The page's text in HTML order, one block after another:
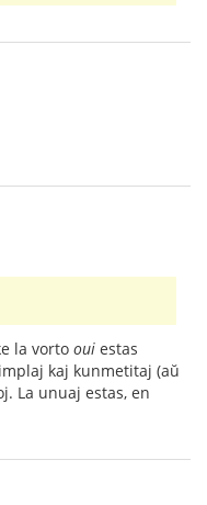
la vorto oui estas
kaj kunmetitaj (aŭ
La unuaj estas, en